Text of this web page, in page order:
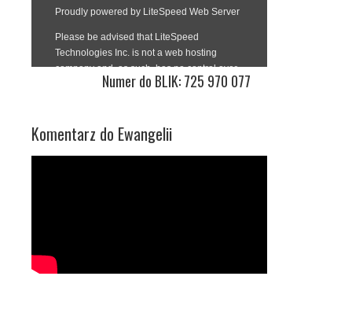
Numer do BLIK: 725 970 077
Komentarz do Ewangelii